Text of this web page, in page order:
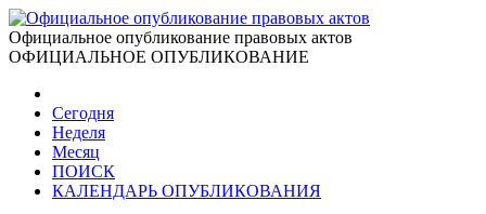
Официальное опубликование правовых актов
ОФИЦИАЛЬНОЕ ОПУБЛИКОВАНИЕ
Сегодня
Неделя
Месяц
ПОИСК
КАЛЕНДАРЬ ОПУБЛИКОВАНИЯ